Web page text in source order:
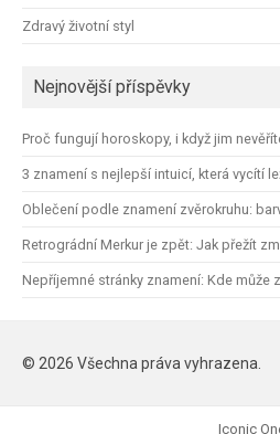
Zdravý životní styl
Nejnovější příspěvky
Proč fungují horoskopy, i když jim
3 znamení s nejlepší intuicí, která vycítí
Oblečení podle znamení zvěrokruhu:
Retrográdní Merkur je zpět: Jak přežít
Nepříjemné stránky znamení: Kde může
© 2026 Všechna práva vyhrazena.
Iconic